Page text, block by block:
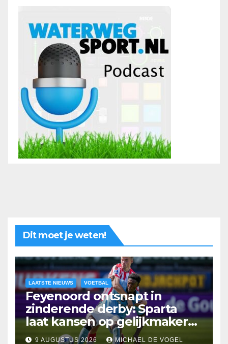
Dit moet je weten!
LAATSTE NIEUWS VOETBAL
Feyenoord ontsnapt in
zinderende derby: Sparta
laat kansen op gelijkmaker
liggen
9 AUGUSTUS 2026 MICHAEL DE VOGEL